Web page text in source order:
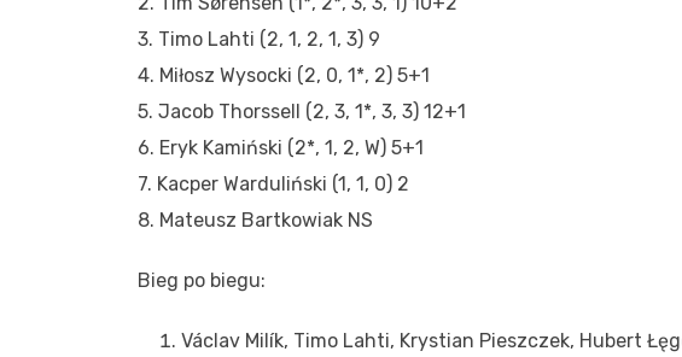
3. Timo Lahti (2, 1, 2, 1, 3) 9
4. Miłosz Wysocki (2, 0, 1*, 2) 5+1
5. Jacob Thorssell (2, 3, 1*, 3, 3) 12+1
6. Eryk Kamiński (2*, 1, 2, W) 5+1
7. Kacper Warduliński (1, 1, 0) 2
8. Mateusz Bartkowiak NS
Bieg po biegu:
Václav Milík, Timo Lahti, Krystian Pieszczek, Hubert